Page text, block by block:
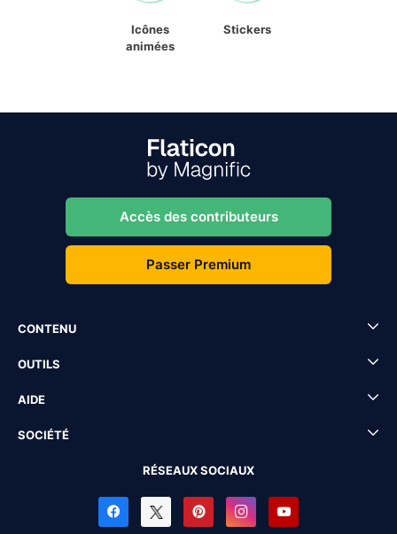
Icônes
animées
Stickers
Accès des contributeurs
Passer Premium
CONTENU
OUTILS
AIDE
SOCIÉTÉ
RÉSEAUX SOCIAUX